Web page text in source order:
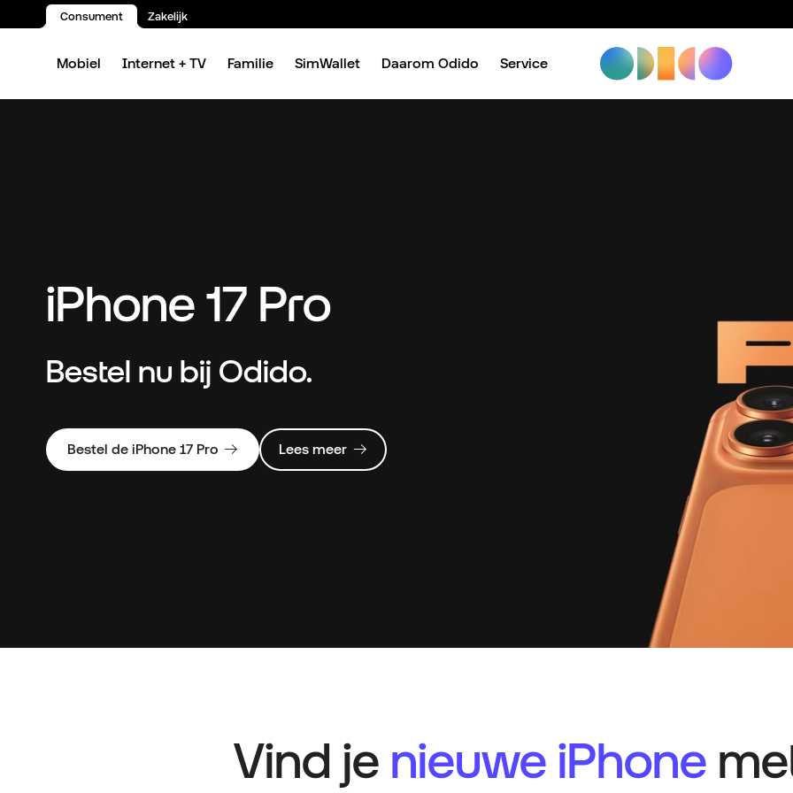
Consument Zakelijk
Mobiel Internet + TV Familie SimWallet Daarom Odido Service
iPhone 17 Pro
Bestel nu bij Odido.
Bestel de iPhone 17 Pro Lees meer
Vind je nieuwe iPhone